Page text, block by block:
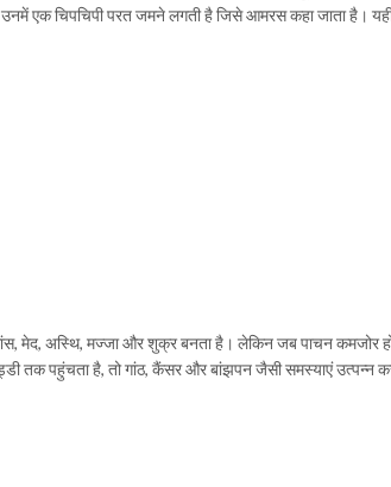
उनमें एक चिपचिपी परत जमने लगती है जिसे आमरस कहा जाता है।
मेद, अस्थि, मज्जा और शुक्र बनता है। लेकिन जब पाचन कमजोर
तक पहुंचता है, तो गांठ, कैंसर और बांझपन जैसी समस्याएं उत्पन्न